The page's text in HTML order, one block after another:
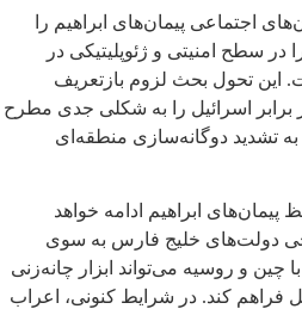
اجتماعی پیمان‌های ابراهیم را
سطح امنیتی و ژئوپلیتیکی در
این تحول بحث لزوم بازتعریف
اسرائیل را به شکلی جدی مطرح
تشدید دوگانه‌سازی منطقه‌ای
ابراهیم ادامه خواهد
دولت‌های خلیج فارس به سوی
چین و روسیه می‌تواند ابزار چانه‌زنی
فراهم کند. در شرایط کنونی، اعراب